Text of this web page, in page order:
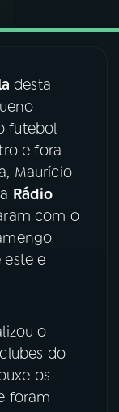
desta
futebol
e fora
Maurício
Rádio
com o
este e
o
do
os
foram